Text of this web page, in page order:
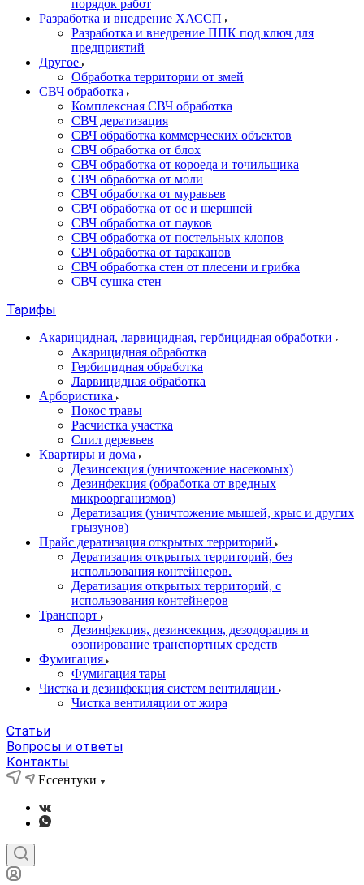
порядок работ
Разработка и внедрение ХАССП
Разработка и внедрение ППК под ключ для
предприятий
Другое
Обработка территории от змей
СВЧ обработка
Комплексная СВЧ обработка
СВЧ дератизация
СВЧ обработка коммерческих объектов
СВЧ обработка от блох
СВЧ обработка от короеда и точильщика
СВЧ обработка от моли
СВЧ обработка от муравьев
СВЧ обработка от ос и шершней
СВЧ обработка от пауков
СВЧ обработка от постельных клопов
СВЧ обработка от тараканов
СВЧ обработка стен от плесени и грибка
СВЧ сушка стен
Тарифы
Акарицидная, ларвицидная, гербицидная обработки
Акарицидная обработка
Гербицидная обработка
Ларвицидная обработка
Арбористика
Покос травы
Расчистка участка
Спил деревьев
Квартиры и дома
Дезинсекция (уничтожение насекомых)
Дезинфекция (обработка от вредных
микроорганизмов)
Дератизация (уничтожение мышей, крыс и других
грызунов)
Прайс дератизация открытых территорий
Дератизация открытых территорий, без
использования контейнеров.
Дератизация открытых территорий, с
использования контейнеров
Транспорт
Дезинфекция, дезинсекция, дезодорация и
озонирование транспортных средств
Фумигация
Фумигация тары
Чистка и дезинфекция систем вентиляции
Чистка вентиляции от жира
Статьи
Вопросы и ответы
Контакты
Ессентуки